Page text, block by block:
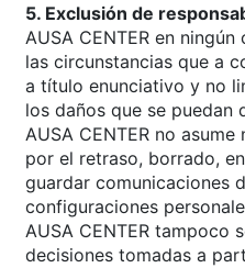
5. Exclusión de
AUSA CENTER en
las circunstancias que a
a título enunciativo y no
los daños que se puedan
AUSA CENTER no
por el retraso, borrado,
guardar comunicaciones
configuraciones
AUSA CENTER tampoco
decisiones tomadas a